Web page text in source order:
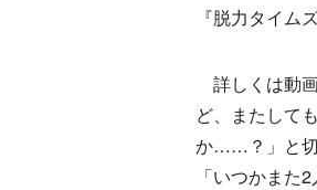
『脱力タイム
詳しくは動
ど、またして
か……？」と切
「いつかま